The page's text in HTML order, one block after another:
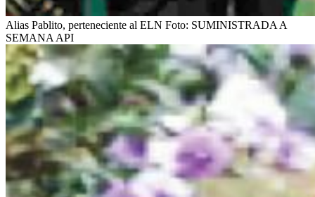
Alias Pablito, perteneciente al ELN Foto: SUMINISTRADA A
SEMANA API